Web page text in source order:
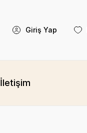
Giriş Yap
İletişim